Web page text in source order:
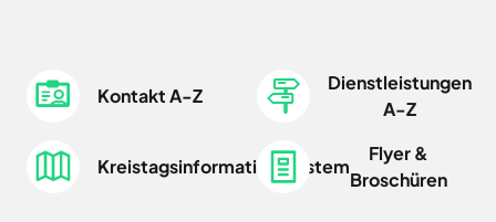
Kontakt A-Z
Dienstleistungen
A-Z
Kreistagsinformationssystem
Flyer &
Broschüren